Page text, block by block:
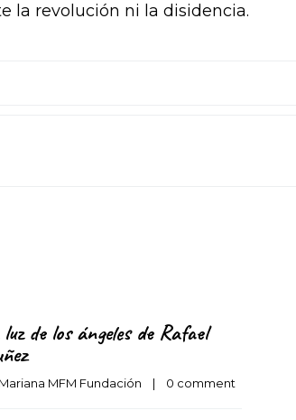
la revolución ni la disidencia.
de los ángeles de Rafael
Mariana MFM Fundación
    |
0 comment